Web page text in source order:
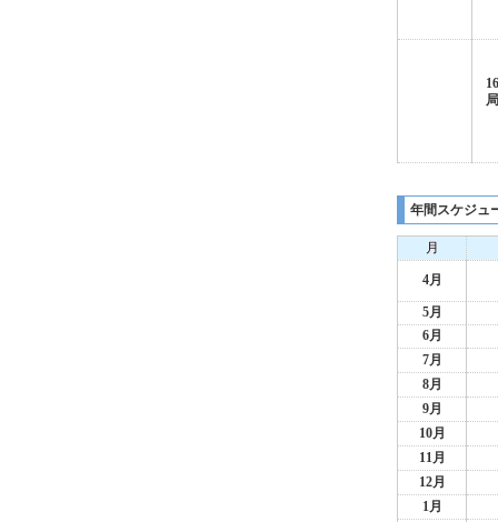
年間スケジュ
月
4月
5月
6月
7月
8月
9月
10月
11月
12月
1月